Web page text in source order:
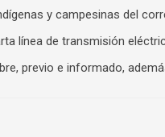
y campesinas del
línea de transmisión
previo e informado,